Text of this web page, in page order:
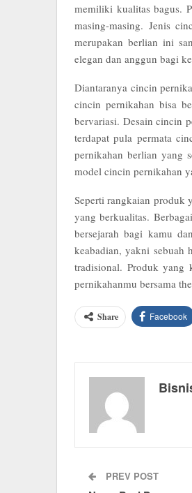
memiliki kualitas bagus.
masing-masing. Jenis
merupakan berlian ini
elegan dan anggun bagi
Diantaranya cincin
cincin pernikahan bisa
bervariasi. Desain cincin
terdapat pula permata
pernikahan berlian yang
model cincin pernikahan
Seperti rangkaian produk
yang berkualitas.
bersejarah bagi kamu
keabadian, yakni sebuah
tradisional. Produk yang
pernikahanmu bersama
Share Facebook
PREV POST